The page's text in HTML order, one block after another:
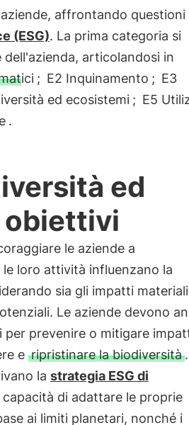
affrontando questioni
(ESG). La prima categoria si
articolandosi in
; E2 Inquinamento ; E3
ed ecosistemi ; E5
.
ed
obiettivi
le aziende a
loro attività influenzano la
sia gli impatti materiali
Le aziende devono
prevenire o mitigare
e ripristinare la biodiversità.
la strategia ESG di
di adattare le proprie
ai limiti planetari, nonché i